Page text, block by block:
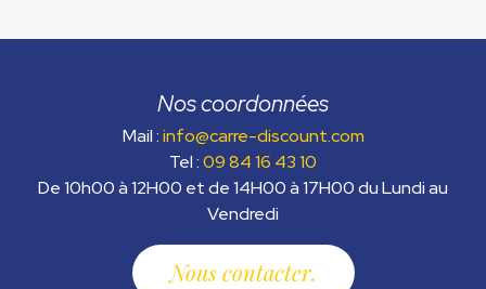
Nos coordonnées
Mail :info@carre-discount.com
Tel :09 84 16 43 10
De 10h00 à 12H00 et de 14H00 à 17H00 du Lundi au
Vendredi
Nous contacter